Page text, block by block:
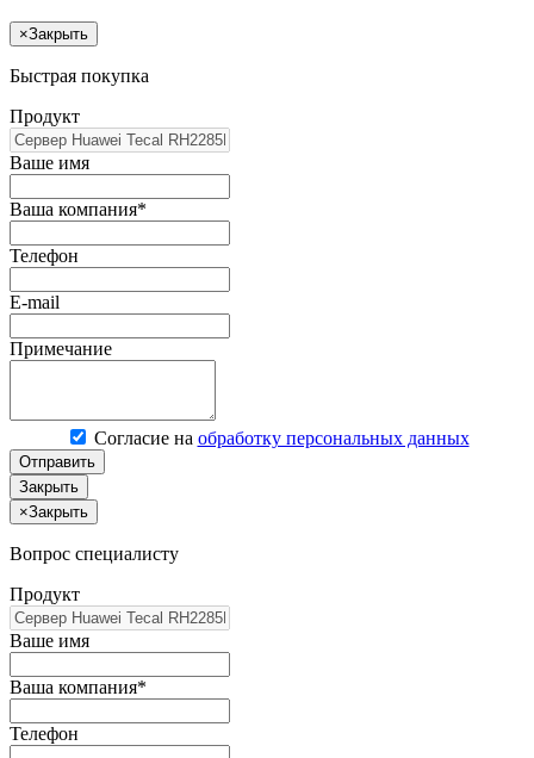
×Закрыть
Быстрая покупка
Продукт
Ваше имя
Ваша компания*
Телефон
E-mail
Примечание
Согласие на обработку персональных данных
Отправить
Закрыть
×Закрыть
Вопрос специалисту
Продукт
Ваше имя
Ваша компания*
Телефон